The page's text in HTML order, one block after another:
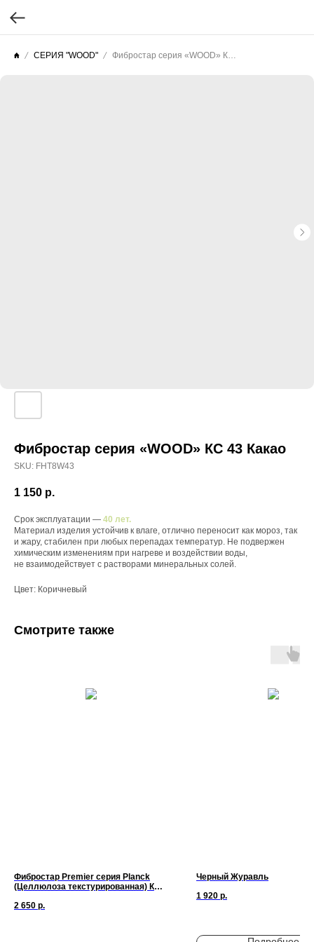
СЕРИЯ "WOOD"
Фибростар серия «WOOD» КС 43 Какао
SKU: FHT8W43
1 150 р.
Срок эксплуатации — 40 лет.
Материал изделия устойчив к влаге, отлично переносит как мороз, так
и жару, стабилен при любых перепадах температур. Не подвержен
химическим изменениям при нагреве и воздействии воды,
не взаимодействует с растворами минеральных солей.
Цвет: Коричневый
Смотрите также
Фибростар Premier серия Planck
(Целлюлоза текстурированная) КС
2 650 р.
Черный Журавль
1 920 р.